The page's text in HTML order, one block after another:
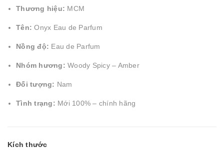
Thương hiệu: MCM
Tên: Onyx Eau de Parfum
Nồng độ: Eau de Parfum
Nhóm hương: Woody Spicy – Amber
Đối tượng: Nam
Tình trạng: Mới 100% – chính hãng
Kích thước